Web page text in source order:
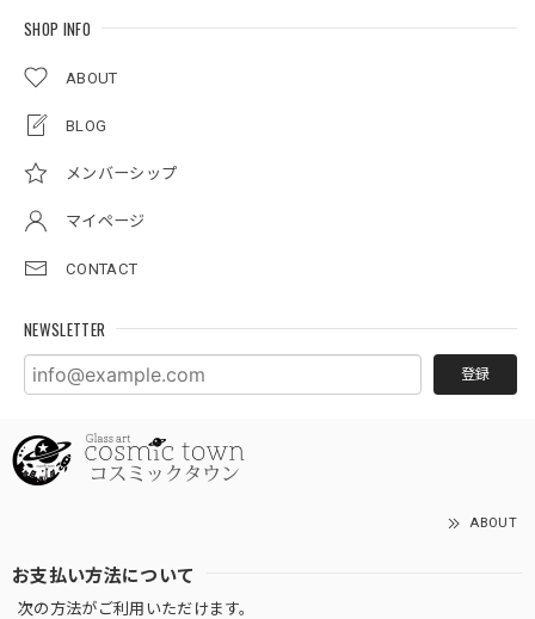
SHOP INFO
ABOUT
BLOG
メンバーシップ
マイページ
CONTACT
NEWSLETTER
登録
ABOUT
お支払い方法について
次の方法がご利用いただけます。